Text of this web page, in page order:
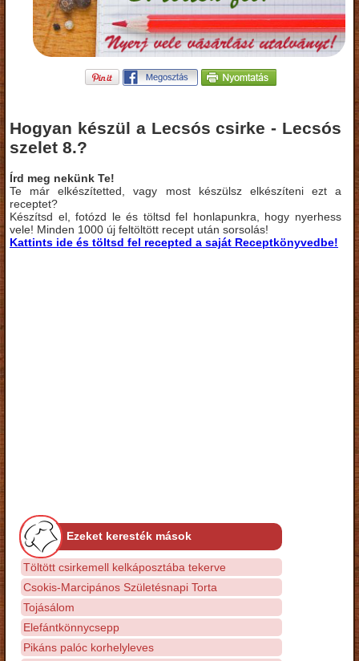
Hogyan készül a Lecsós csirke - Lecsós
szelet 8.?
Írd meg nekünk Te!
Te már elkészítetted, vagy most készülsz elkészíteni ezt a
receptet?
Készítsd el, fotózd le és töltsd fel honlapunkra, hogy nyerhess
vele! Minden 1000 új feltöltött recept után sorsolás!
Kattints ide és töltsd fel recepted a saját Receptkönyvedbe!
Ezeket keresték mások
Töltött csirkemell kelkáposztába tekerve
Csokis-Marcipános Születésnapi Torta
Tojásálom
Elefántkönnycsepp
Pikáns palóc korhelyleves